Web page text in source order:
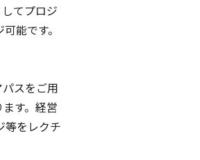
てプロジ
能です。
スをご用
す。経営
等をレクチ